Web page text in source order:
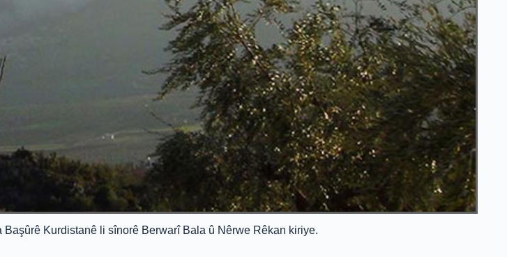
Kurdistanê li sînorê Berwarî Bala û Nêrwe Rêkan kiriye.